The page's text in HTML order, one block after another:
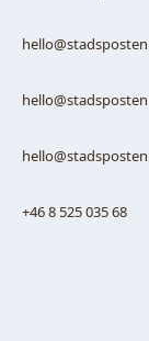
+46 8 525 035 68